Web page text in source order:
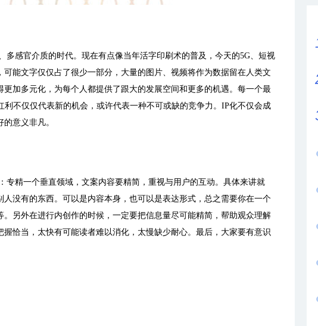
感官介质的时代。现在有点像当年活字印刷术的普及，今天的5G、短视
能文字仅仅占了很少一部分，大量的图片、视频将作为数据留在人类文
加多元化，为每个人都提供了跟大的发展空间和更多的机遇。每一个最
不仅仅代表新的机会，或许代表一种不可或缺的竞争力。 IP化不仅会成
意义非凡。
精一个垂直领域，文案内容要精简，重视与用户的互动。具体来讲就
没有的东西。可以是内容本身，也可以是表达形式，总之需要你在一个
另外在进行内创作的时候，一定要把信息量尽可能精简，帮助观众理解
恰当，太快有可能读者难以消化，太慢缺少耐心。最后，大家要有意识